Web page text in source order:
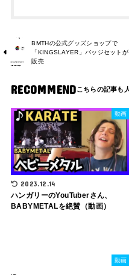
BMTHの公式グッズショップで
「KINGSLAYER」バッジセットが
販売
RECOMMEND
動画
2023.12.14
ハンガリーのYouTuberさん、
BABYMETALを絶賛（動画）
動画